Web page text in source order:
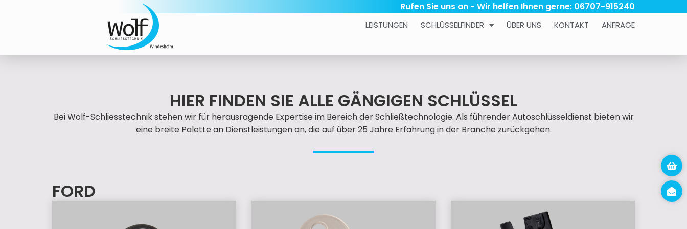
Rufen Sie uns an - Wir helfen Ihnen gerne: 06707-915240
LEISTUNGEN SCHLÜSSELFINDER ÜBER UNS KONTAKT ANFRAGE
HIER FINDEN SIE ALLE GÄNGIGEN SCHLÜSSEL
Bei Wolf-Schliesstechnik stehen wir für herausragende Expertise im Bereich der Schließtechnologie. Als führender Autoschlüsseldienst bieten wir
eine breite Palette an Dienstleistungen an, die auf über 25 Jahre Erfahrung in der Branche zurückgehen.
FORD